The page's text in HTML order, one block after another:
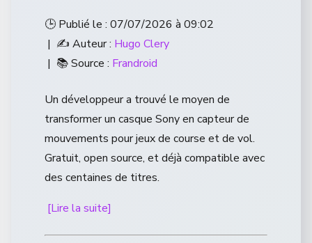
🕒 Publié le : 07/07/2026 à 09:02
| ✍️ Auteur : Hugo Clery
| 📚 Source : Frandroid
Un développeur a trouvé le moyen de
transformer un casque Sony en capteur de
mouvements pour jeux de course et de vol.
Gratuit, open source, et déjà compatible avec
des centaines de titres.
[Lire la suite]